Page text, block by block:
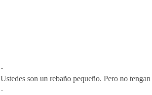
-
Ustedes son un rebaño pequeño. Pero no
-